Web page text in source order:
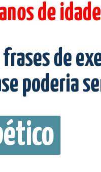
de
de
poderia